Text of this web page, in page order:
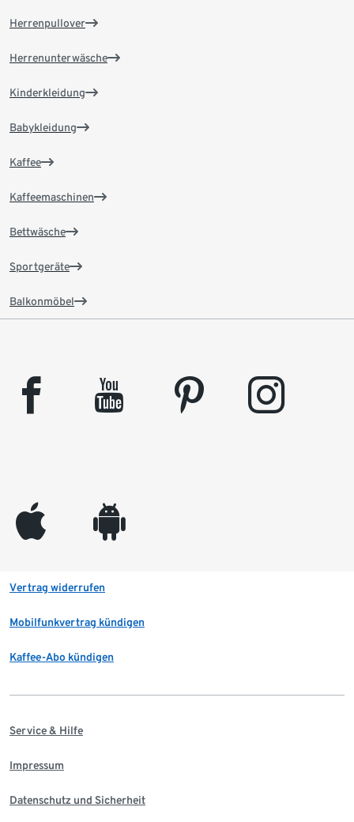
Herrenpullover
Herrenunterwäsche
Kinderkleidung
Babykleidung
Kaffee
Kaffeemaschinen
Bettwäsche
Sportgeräte
Balkonmöbel
facebook youtube pinterest instagram
appleinc android
Vertrag widerrufen
Mobilfunkvertrag kündigen
Kaffee-Abo kündigen
Service & Hilfe
Impressum
Datenschutz und Sicherheit